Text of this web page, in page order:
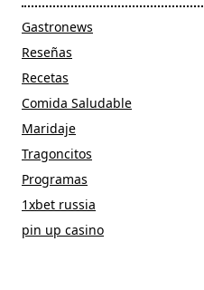
Gastronews
Reseñas
Recetas
Comida Saludable
Maridaje
Tragoncitos
Programas
1xbet russia
pin up casino